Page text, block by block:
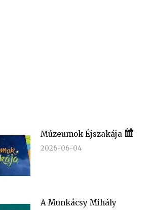
Múzeumok Éjszakája
2026-06-04
A Munkácsy Mihály